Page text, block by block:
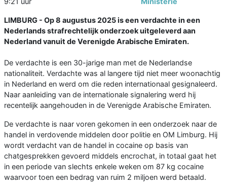
LIMBURG - Op 8 augustus 2025 is een verdachte in een
Nederlands strafrechtelijk onderzoek uitgeleverd aan
Nederland vanuit de Verenigde Arabische Emiraten.
De verdachte is een 30-jarige man met de Nederlandse
nationaliteit. Verdachte was al langere tijd niet meer woonachtig
in Nederland en werd om die reden internationaal gesignaleerd.
Naar aanleiding van de internationale signalering werd hij
recentelijk aangehouden in de Verenigde Arabische Emiraten.
De verdachte is naar voren gekomen in een onderzoek naar de
handel in verdovende middelen door politie en OM Limburg. Hij
wordt verdacht van de handel in cocaine op basis van
chatgesprekken gevoerd middels encrochat, in totaal gaat het
in een periode van slechts enkele weken om 87 kg cocaine
waarvoor toen een bedrag van ruim 2 miljoen werd betaald.